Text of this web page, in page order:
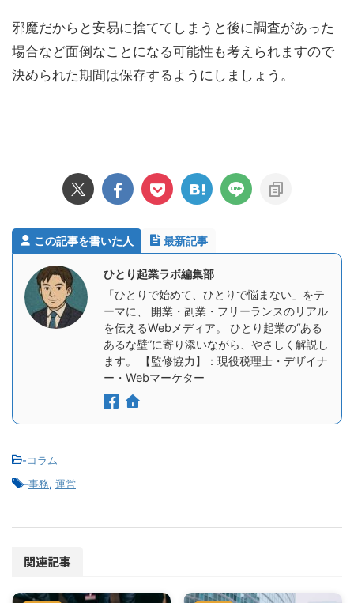
邪魔だからと安易に捨ててしまうと後に調査があった
場合など面倒なことになる可能性も考えられますので
決められた期間は保存するようにしましょう。
この記事を書いた人 最新記事
ひとり起業ラボ編集部
「ひとりで始めて、ひとりで悩まない」をテ
ーマに、 開業・副業・フリーランスのリアル
を伝えるWebメディア。 ひとり起業の“ある
あるな壁”に寄り添いながら、やさしく解説し
ます。 【監修協力】：現役税理士・デザイナ
ー・Webマーケター
-コラム
-事務, 運営
関連記事